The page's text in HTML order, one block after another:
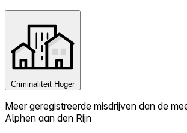
Criminaliteit Hoger
Meer geregistreerde misdrijven dan de
Alphen aan den Rijn